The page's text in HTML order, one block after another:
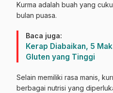
Kurma adalah buah yang
bulan puasa.
Baca juga:
Kerap Diabaikan, 5
Gluten yang Tinggi
Selain memiliki rasa manis,
berbagai nutrisi yang